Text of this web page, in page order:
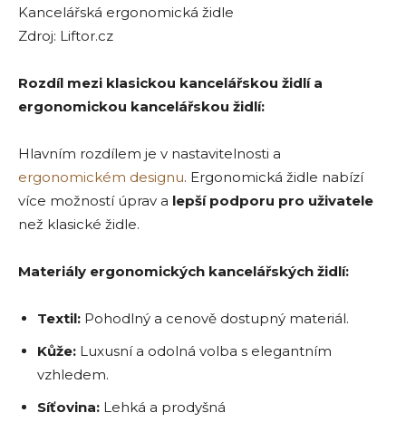
Kancelářská ergonomická židle
Zdroj: Liftor.cz
Rozdíl mezi klasickou kancelářskou židlí a
ergonomickou kancelářskou židlí:
Hlavním rozdílem je v nastavitelnosti a
ergonomickém designu. Ergonomická židle nabízí
více možností úprav a lepší podporu pro uživatele
než klasické židle.
Materiály ergonomických kancelářských židlí:
Textil: Pohodlný a cenově dostupný materiál.
Kůže: Luxusní a odolná volba s elegantním
vzhledem.
Síťovina: Lehká a prodyšná